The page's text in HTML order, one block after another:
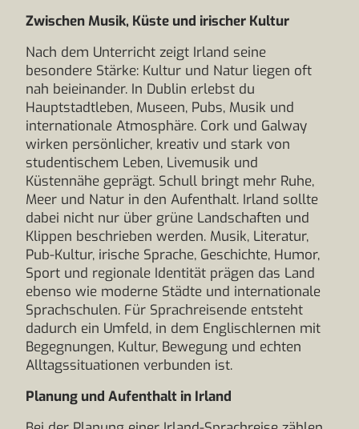
Zwischen Musik, Küste und irischer Kultur
Nach dem Unterricht zeigt Irland seine
besondere Stärke: Kultur und Natur liegen oft
nah beieinander. In Dublin erlebst du
Hauptstadtleben, Museen, Pubs, Musik und
internationale Atmosphäre. Cork und Galway
wirken persönlicher, kreativ und stark von
studentischem Leben, Livemusik und
Küstennähe geprägt. Schull bringt mehr Ruhe,
Meer und Natur in den Aufenthalt. Irland sollte
dabei nicht nur über grüne Landschaften und
Klippen beschrieben werden. Musik, Literatur,
Pub-Kultur, irische Sprache, Geschichte, Humor,
Sport und regionale Identität prägen das Land
ebenso wie moderne Städte und internationale
Sprachschulen. Für Sprachreisende entsteht
dadurch ein Umfeld, in dem Englischlernen mit
Begegnungen, Kultur, Bewegung und echten
Alltagssituationen verbunden ist.
Planung und Aufenthalt in Irland